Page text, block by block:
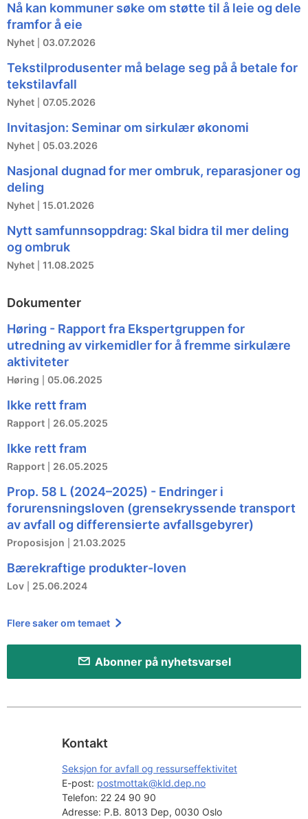
Nå kan kommuner søke om støtte til å leie og dele
framfor å eie
Nyhet 03.07.2026
Tekstilprodusenter må belage seg på å betale for
tekstilavfall
Nyhet 07.05.2026
Invitasjon: Seminar om sirkulær økonomi
Nyhet 05.03.2026
Nasjonal dugnad for mer ombruk, reparasjoner og
deling
Nyhet 15.01.2026
Nytt samfunnsoppdrag: Skal bidra til mer deling
og ombruk
Nyhet 11.08.2025
Dokumenter
Høring - Rapport fra Ekspertgruppen for
utredning av virkemidler for å fremme sirkulære
aktiviteter
Høring 05.06.2025
Ikke rett fram
Rapport 26.05.2025
Ikke rett fram
Rapport 26.05.2025
Prop. 58 L (2024–2025) - Endringer i
forurensningsloven (grensekryssende transport
av avfall og differensierte avfallsgebyrer)
Proposisjon 21.03.2025
Bærekraftige produkter-loven
Lov 25.06.2024
Flere saker om temaet
Abonner på nyhetsvarsel
Kontakt
Seksjon for avfall og ressurseffektivitet
E-post: postmottak@kld.dep.no
Telefon: 22 24 90 90
Adresse: P.B. 8013 Dep, 0030 Oslo